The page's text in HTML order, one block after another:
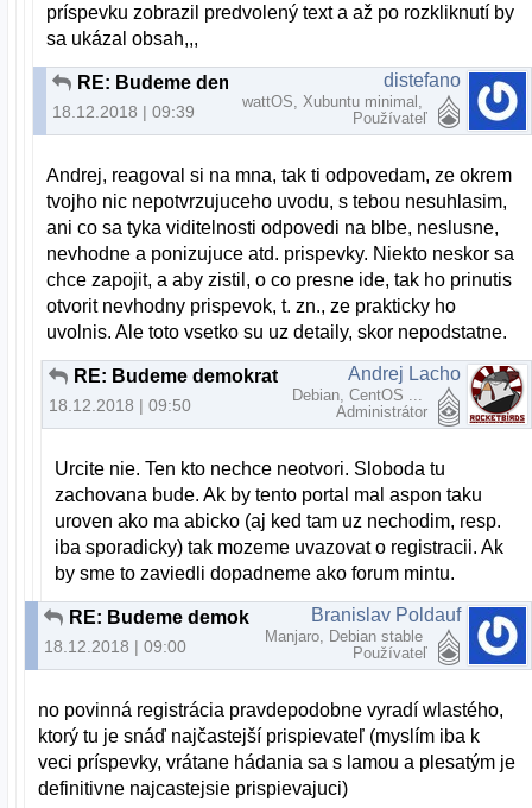
príspevku zobrazil predvolený text a až po rozkliknutí by
sa ukázal obsah,,,
18.12.2018 | 09:39
distefano
wattOS, Xubuntu minimal,
Používateľ
Andrej, reagoval si na mna, tak ti odpovedam, ze okrem
tvojho nic nepotvrzujuceho uvodu, s tebou nesuhlasim,
ani co sa tyka viditelnosti odpovedi na blbe, neslusne,
nevhodne a ponizujuce atd. prispevky. Niekto neskor sa
chce zapojit, a aby zistil, o co presne ide, tak ho prinutis
otvorit nevhodny prispevok, t. zn., ze prakticky ho
uvolnis. Ale toto vsetko su uz detaily, skor nepodstatne.
18.12.2018 | 09:50
Andrej Lacho
Debian, CentOS ...
Administrátor
Urcite nie. Ten kto nechce neotvori. Sloboda tu
zachovana bude. Ak by tento portal mal aspon taku
uroven ako ma abicko (aj ked tam uz nechodim, resp.
iba sporadicky) tak mozeme uvazovat o registracii. Ak
by sme to zaviedli dopadneme ako forum mintu.
RE: Budeme demokratický, alebo to budeme občasne čistiť?
18.12.2018 | 09:00
Branislav Poldauf
Manjaro, Debian stable
Používateľ
no povinná registrácia pravdepodobne vyradí wlastého,
ktorý tu je snáď najčastejší prispievateľ (myslím iba k
veci príspevky, vrátane hádania sa s lamou a plesatým je
definitivne najcastejsie prispievajuci)